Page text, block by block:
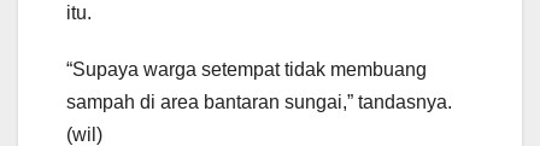
itu.
“Supaya warga setempat tidak membuang
sampah di area bantaran sungai,” tandasnya.
(wil)